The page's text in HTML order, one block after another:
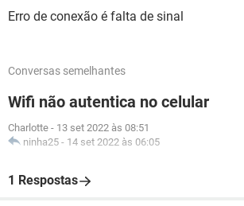
Erro de conexão é falta de sinal
Conversas semelhantes
Wifi não autentica no celular
Charlotte - 13 set 2022 às 08:51
ninha25 - 14 set 2022 às 06:05
1 Respostas